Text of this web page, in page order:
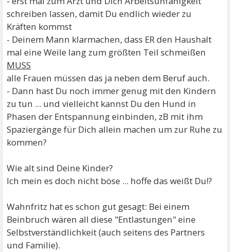
schreiben lassen, damit Du endlich wieder zu
Kräften kommst
- Deinem Mann klarmachen, dass ER den Haushalt
mal eine Weile lang zum größten Teil schmeißen
MUSS
alle Frauen müssen das ja neben dem Beruf auch.
- Dann hast Du noch immer genug mit den Kindern
zu tun ... und vielleicht kannst Du den Hund in
Phasen der Entspannung einbinden, zB mit ihm
Spaziergänge für Dich allein machen um zur Ruhe zu
kommen?
Wie alt sind Deine Kinder?
Ich mein es doch nicht böse ... hoffe das weißt Du!?
Wahnfritz hat es schon gut gesagt: Bei einem
Beinbruch wären all diese "Entlastungen" eine
Selbstverständlichkeit (auch seitens des Partners
und Familie).